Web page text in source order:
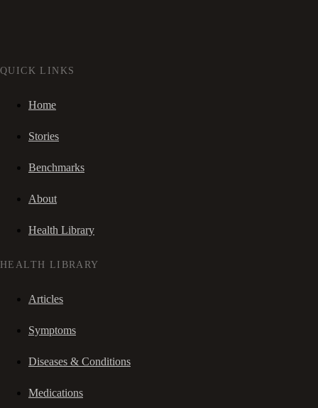
QUICK LINKS
Home
Stories
Benchmarks
About
Health Library
HEALTH LIBRARY
Articles
Symptoms
Diseases & Conditions
Medications